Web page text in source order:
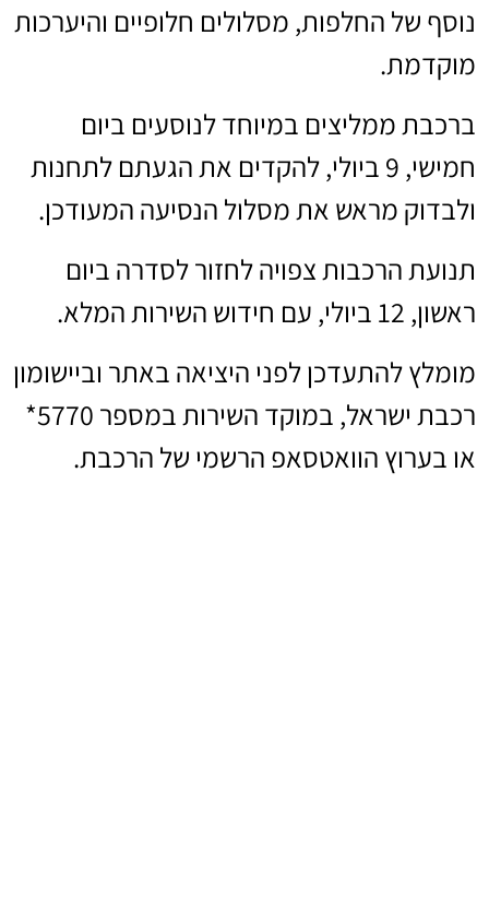
נוסף של החלפות, מסלולים חלופיים והיערכות
מוקדמת.
ברכבת ממליצים במיוחד לנוסעים ביום
חמישי, 9 ביולי, להקדים את הגעתם לתחנות
ולבדוק מראש את מסלול הנסיעה המעודכן.
תנועת הרכבות צפויה לחזור לסדרה ביום
ראשון, 12 ביולי, עם חידוש השירות המלא.
מומלץ להתעדכן לפני היציאה באתר וביישומון
רכבת ישראל, במוקד השירות במספר 5770*
או בערוץ הוואטסאפ הרשמי של הרכבת.